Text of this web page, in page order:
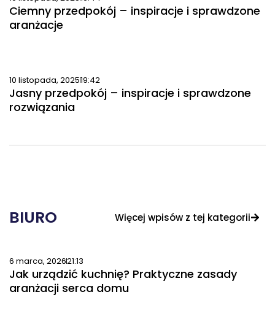
Ciemny przedpokój – inspiracje i sprawdzone
aranżacje
10 listopada, 202519:42
Jasny przedpokój – inspiracje i sprawdzone
rozwiązania
BIURO Więcej wpisów z tej kategorii
6 marca, 202621:13
Jak urządzić kuchnię? Praktyczne zasady
aranżacji serca domu